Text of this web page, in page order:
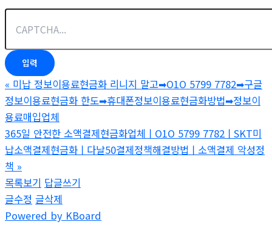
« 미납 정보이용료현금화 리니지 말고➡O1O 5799 7782➡구글
정보이용료현금화 한도➡휴대폰정보이용료현금화방법➡정보이
용료매입업체
365일 안전한 소액결제현금화업체ㅣO1O 5799 7782ㅣSKT미
납소액결제현금화ㅣ다날50결제정책해결방법ㅣ소액결제 악성정
책 »
목록보기 답글쓰기
글수정 글삭제
Powered by KBoard